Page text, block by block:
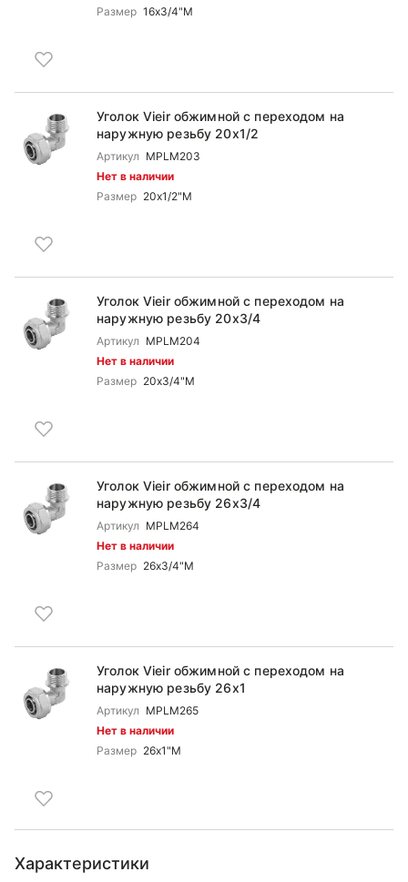
Размер 16x3/4"M
Уголок Vieir обжимной c переходом на
наружную резьбу 20x1/2
Артикул MPLM203
Нет в наличии
Размер 20x1/2"M
Уголок Vieir обжимной c переходом на
наружную резьбу 20x3/4
Артикул MPLM204
Нет в наличии
Размер 20x3/4"M
Уголок Vieir обжимной c переходом на
наружную резьбу 26x3/4
Артикул MPLM264
Нет в наличии
Размер 26x3/4"M
Уголок Vieir обжимной c переходом на
наружную резьбу 26x1
Артикул MPLM265
Нет в наличии
Размер 26x1"M
Характеристики